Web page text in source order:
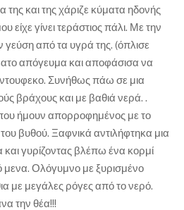
της και της χάριζε κύματα ηδονής
είχε γίνει τεράστιος πάλι. Με την
γεύση από τα υγρά της. (όπλισε
απόγευμα και αποφάσισα να
Συνήθως πάω σε μια
βράχους και με βαθιά νερά. .
ήμουν απορροφημένος με το
βυθού. Ξαφνικά αντιλήφτηκα μια
και γυρίζοντας βλέπω ένα κορμί
μενα. Ολόγυμνο με ξυρισμένο
με μεγάλες ρόγες από το νερό.
την θέα!!!